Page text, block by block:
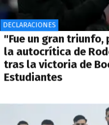
DECLARACIONES
"Fue un gran triunfo,
la autocrítica de
tras la victoria de
Estudiantes